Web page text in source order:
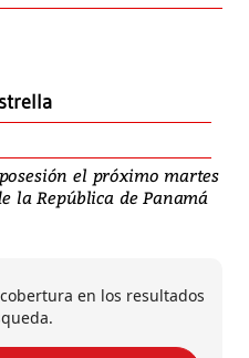
el próximo martes
la República de Panamá
en los resultados